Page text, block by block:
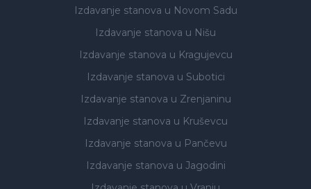
Izdavanje stanova u Novom Sadu
Izdavanje stanova u Nišu
Izdavanje stanova u Kragujevcu
Izdavanje stanova u Subotici
Izdavanje stanova u Zrenjaninu
Izdavanje stanova u Kruševcu
Izdavanje stanova u Pančevu
Izdavanje stanova u Jagodini